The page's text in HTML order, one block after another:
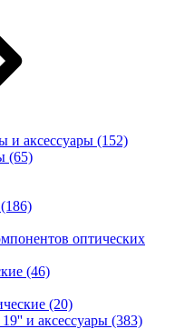
и аксессуары (152)
(65)
(186)
оптических
(46)
(20)
и аксессуары (383)